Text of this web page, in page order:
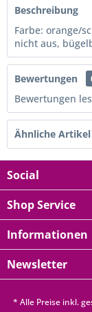
Beschreibung
Farbe: orange/
nicht aus,
Bewertungen
Bewertungen
Ähnliche Artikel
Social
Shop Service
Informationen
Newsletter
* Alle Preise inkl.